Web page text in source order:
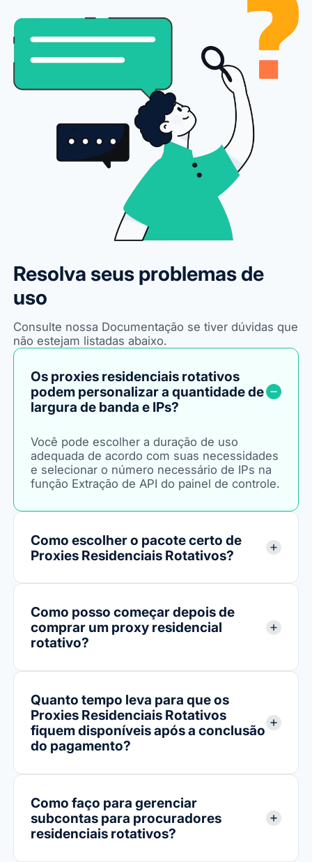
Resolva seus problemas de
uso
Consulte nossa Documentação se tiver dúvidas que
não estejam listadas abaixo.
Os proxies residenciais rotativos
podem personalizar a quantidade de
largura de banda e IPs?
Você pode escolher a duração de uso
adequada de acordo com suas necessidades
e selecionar o número necessário de IPs na
função Extração de API do painel de controle.
Como escolher o pacote certo de
Proxies Residenciais Rotativos?
Como posso começar depois de
comprar um proxy residencial
rotativo?
Quanto tempo leva para que os
Proxies Residenciais Rotativos
fiquem disponíveis após a conclusão
do pagamento?
Como faço para gerenciar
subcontas para procuradores
residenciais rotativos?